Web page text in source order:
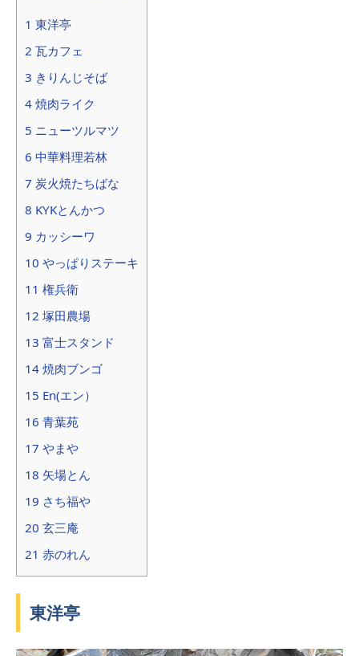
1 東洋亭
2 瓦カフェ
3 きりんじそば
4 焼肉ライク
5 ニューツルマツ
6 中華料理若林
7 炭火焼たちばな
8 KYKとんかつ
9 カッシーワ
10 やっぱりステーキ
11 権兵衛
12 塚田農場
13 富士スタンド
14 焼肉ブンゴ
15 En(エン）
16 青葉苑
17 やまや
18 矢場とん
19 さち福や
20 玄三庵
21 赤のれん
東洋亭